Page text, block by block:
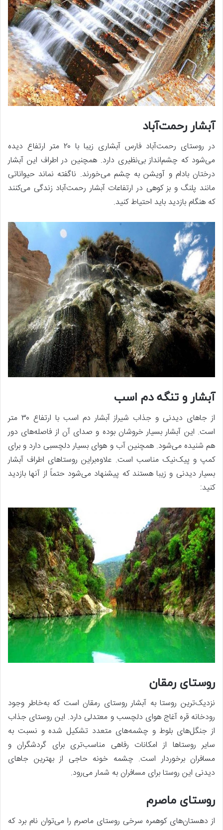
آبشار رحمت‌آباد
در روستای رحمت‌آباد فارس آبشاری زیبا با ۲۰ متر ارتفاع دیده
می‌شود که چشم‌انداز بی‌نظیری دارد. همچنین در اطراف این آبشار
درختان بادام و آویشن به چشم می‌خورند. ناگفته نماند حیواناتی
مانند پلنگ و بز کوهی در ارتفاعات آبشار رحمت‌آباد زندگی می‌کنند
که هنگام بازدید باید احتیاط کنید.
آبشار و تنگه دم اسب
از جاهای دیدنی و جذاب شیراز آبشار دم اسب با ارتفاع ۳۰ متر
است. این آبشار بسیار خروشان بوده و صدای آن از فاصله‌های دور
هم شنیده می‌شود. همچنین آب و هوای بسیار دلچسبی دارد و برای
کمپ و پیک‌نیک مناسب است. علاوه‌براین روستاهای اطراف آبشار‌
بسیار دیدنی و زیبا هستند که پیشنهاد می‌شود حتماً از آنها بازدید
کنید:
روستای رمقان
نزدیک‌ترین روستا به آبشار روستای رمقان است که به‌خاطر وجود
رودخانه قره آغاج هوای دلچسب و معتدلی دارد. این روستای جذاب
از جنگل‌های بلوط و چشمه‌های متعدد تشکیل شده و نسبت به
سایر روستاها از امکانات رفاهی مناسب‌تری برای گردشگران و
مسافران برخوردار است. چشمه خونه حاجی از بهترین جاهای
دیدنی این روستا برای مسافران به شمار می‌رود.
روستای ماصرم
از دهستان‌های کوهمره سرخی روستای ماصرم را می‌توان نام برد که